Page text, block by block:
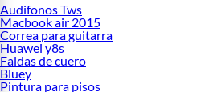
Audifonos Tws
Macbook air 2015
Correa para guitarra
Huawei y8s
Faldas de cuero
Bluey
Pintura para pisos